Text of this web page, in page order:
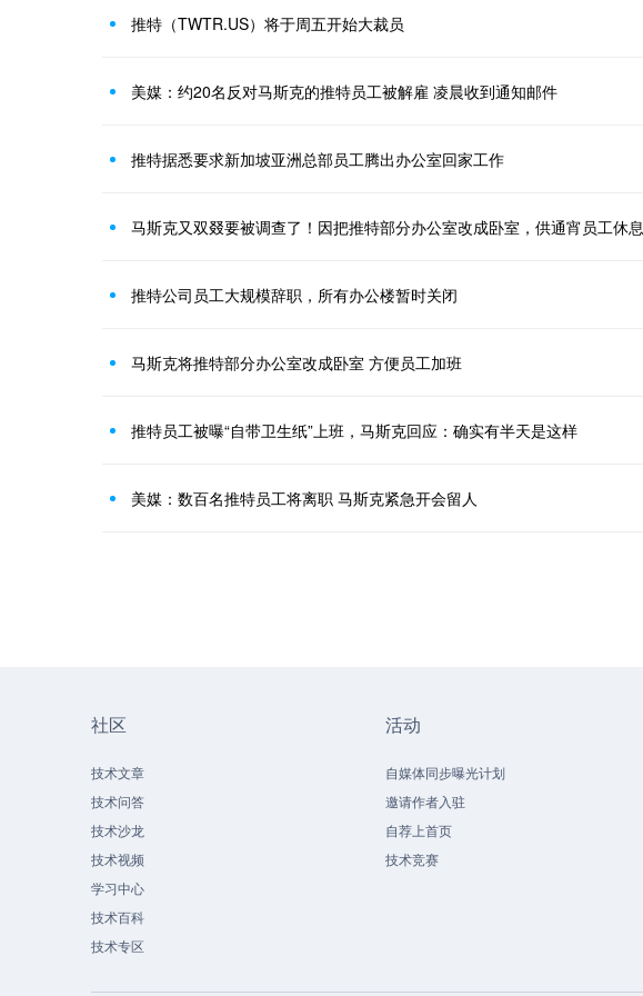
推特（TWTR.US）将于周五开始大裁员
美媒：约20名反对马斯克的推特员工被解雇 凌晨收到通知邮件
推特据悉要求新加坡亚洲总部员工腾出办公室回家工作
马斯克又双叕要被调查了！因把推特部分办公室改成卧室，供通宵员工休息
推特公司员工大规模辞职，所有办公楼暂时关闭
马斯克将推特部分办公室改成卧室 方便员工加班
推特员工被曝“自带卫生纸”上班，马斯克回应：确实有半天是这样
美媒：数百名推特员工将离职 马斯克紧急开会留人
社区
技术文章
技术问答
技术沙龙
技术视频
学习中心
技术百科
技术专区
活动
自媒体同步曝光计划
邀请作者入驻
自荐上首页
技术竞赛